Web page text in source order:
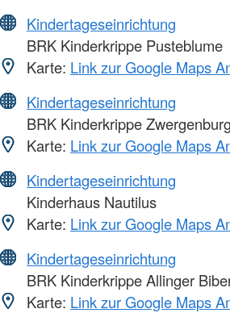
Kindertageseinrichtung
BRK Kinderkrippe Pusteblume
Karte: Link zur Google Maps
Kindertageseinrichtung
BRK Kinderkrippe Zwergenburg
Karte: Link zur Google Maps
Kindertageseinrichtung
Kinderhaus Nautilus
Karte: Link zur Google Maps
Kindertageseinrichtung
BRK Kinderkrippe Allinger
Karte: Link zur Google Maps